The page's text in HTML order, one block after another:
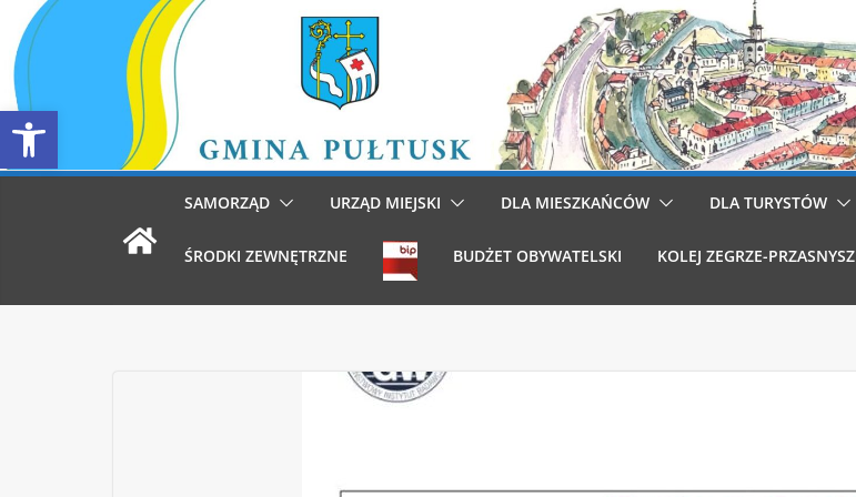
Otwórz pasek narzędzi
Przejdź
do
treści
SAMORZĄD URZĄD MIEJSKI DLA MIESZKAŃCÓW DLA TURYSTÓW
ŚRODKI ZEWNĘTRZNE BUDŻET OBYWATELSKI KOLEJ ZEGRZE-PRZASNYSZ